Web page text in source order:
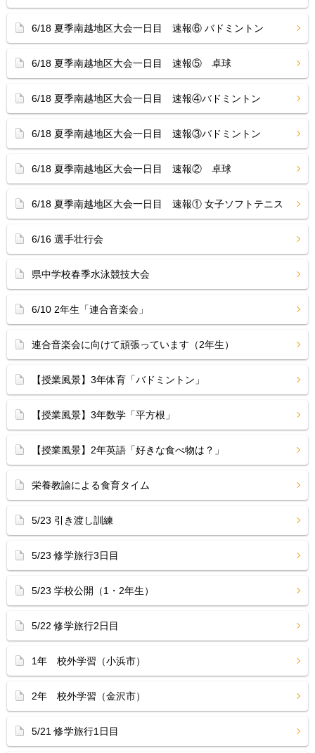
6/18 夏季南越地区大会一日目 速報⑥ バドミントン
6/18 夏季南越地区大会一日目 速報⑤ 卓球
6/18 夏季南越地区大会一日目 速報④バドミントン
6/18 夏季南越地区大会一日目 速報③バドミントン
6/18 夏季南越地区大会一日目 速報② 卓球
6/18 夏季南越地区大会一日目 速報① 女子ソフトテニス
6/16 選手壮行会
県中学校春季水泳競技大会
6/10 2年生「連合音楽会」
連合音楽会に向けて頑張っています（2年生）
【授業風景】3年体育「バドミントン」
【授業風景】3年数学「平方根」
【授業風景】2年英語「好きな食べ物は？」
栄養教諭による食育タイム
5/23 引き渡し訓練
5/23 修学旅行3日目
5/23 学校公開（1・2年生）
5/22 修学旅行2日目
1年 校外学習（小浜市）
2年 校外学習（金沢市）
5/21 修学旅行1日目